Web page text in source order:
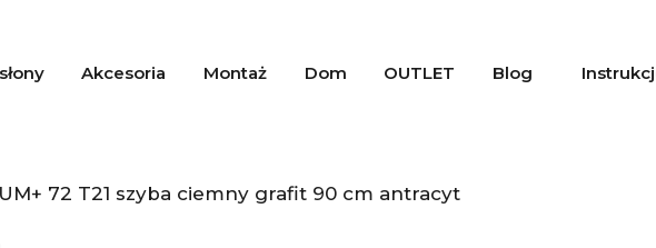
Akcesoria Montaż Dom OUTLET Blog
72 T21 szyba ciemny grafit 90 cm antracyt